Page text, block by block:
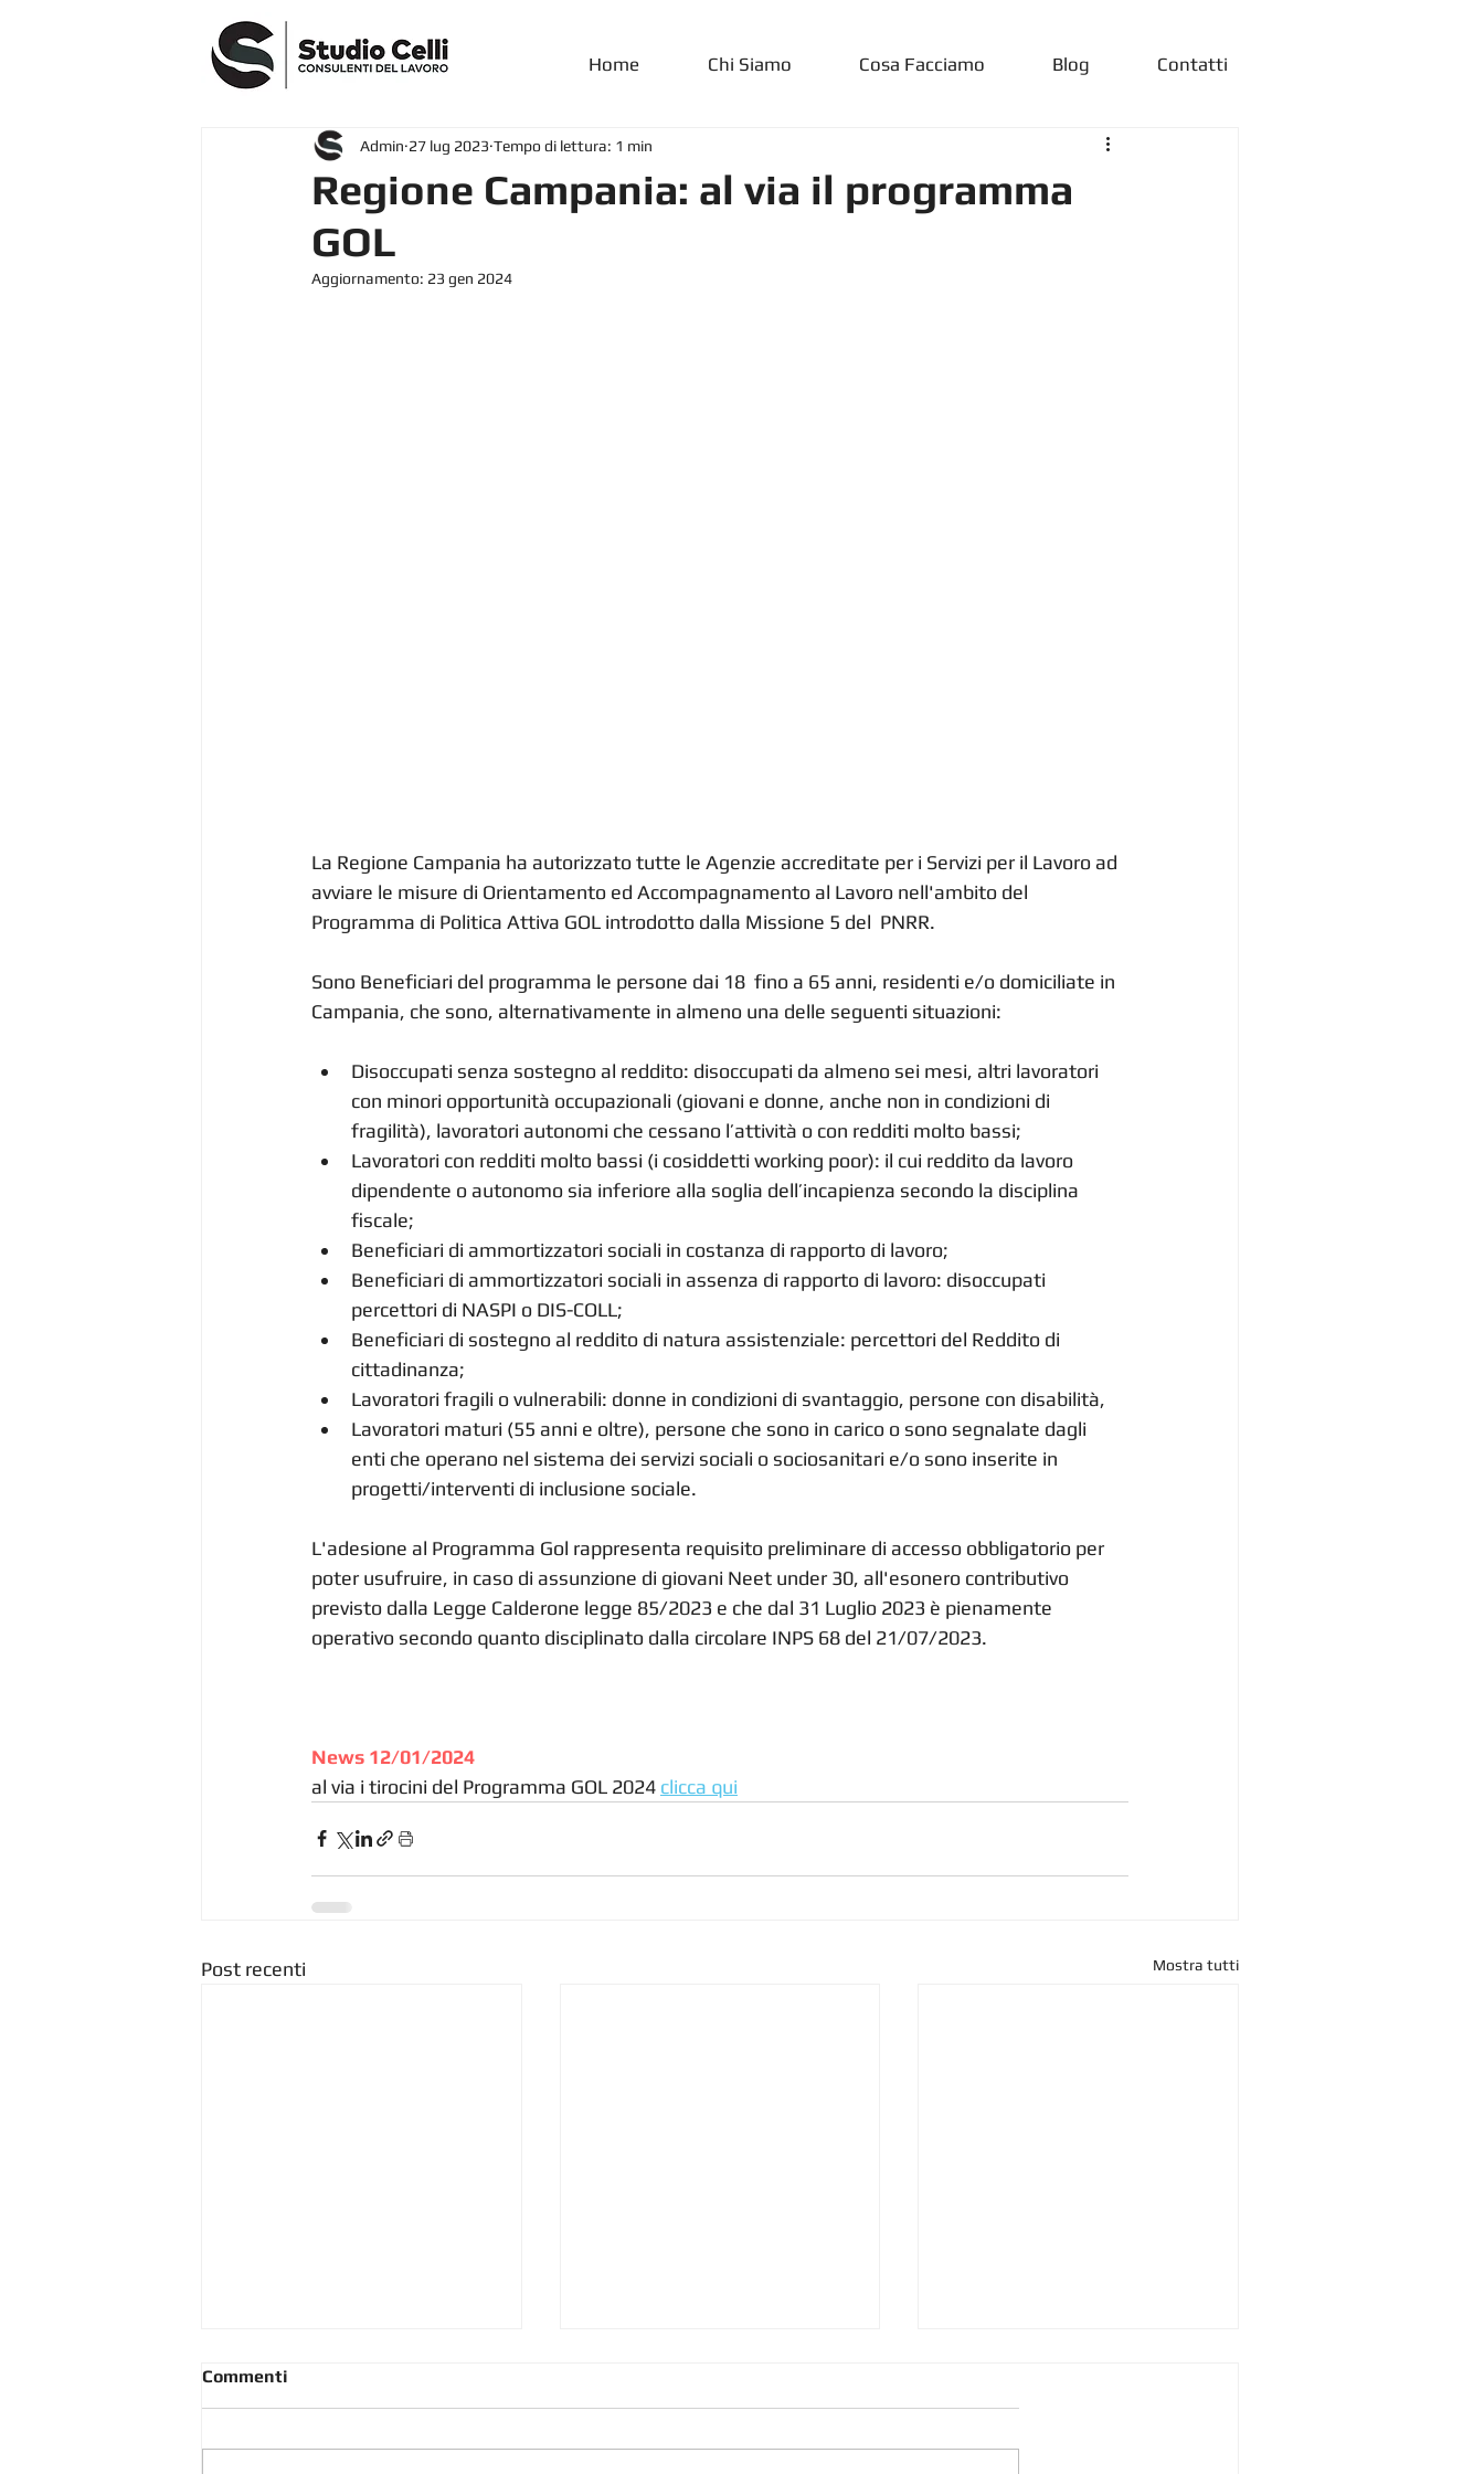
Home Chi Siamo Cosa Facciamo Blog Contatti
Regione Campania: al via il programma
GOL
Admin 27 lug 2023 Tempo di lettura: 1 min
Aggiornamento: 23 gen 2024
La Regione Campania ha autorizzato tutte le Agenzie accreditate per i Servizi per il Lavoro ad
avviare le misure di Orientamento ed Accompagnamento al Lavoro nell'ambito del
Programma di Politica Attiva GOL introdotto dalla Missione 5 del  PNRR.
Sono Beneficiari del programma le persone dai 18  fino a 65 anni, residenti e/o domiciliate in
Campania, che sono, alternativamente in almeno una delle seguenti situazioni:
Disoccupati senza sostegno al reddito: disoccupati da almeno sei mesi, altri lavoratori
con minori opportunità occupazionali (giovani e donne, anche non in condizioni di
fragilità), lavoratori autonomi che cessano l’attività o con redditi molto bassi;
Lavoratori con redditi molto bassi (i cosiddetti working poor): il cui reddito da lavoro
dipendente o autonomo sia inferiore alla soglia dell’incapienza secondo la disciplina
fiscale;
Beneficiari di ammortizzatori sociali in costanza di rapporto di lavoro;
Beneficiari di ammortizzatori sociali in assenza di rapporto di lavoro: disoccupati
percettori di NASPI o DIS-COLL;
Beneficiari di sostegno al reddito di natura assistenziale: percettori del Reddito di
cittadinanza;
Lavoratori fragili o vulnerabili: donne in condizioni di svantaggio, persone con disabilità,
Lavoratori maturi (55 anni e oltre), persone che sono in carico o sono segnalate dagli
enti che operano nel sistema dei servizi sociali o sociosanitari e/o sono inserite in
progetti/interventi di inclusione sociale.
L'adesione al Programma Gol rappresenta requisito preliminare di accesso obbligatorio per
poter usufruire, in caso di assunzione di giovani Neet under 30, all'esonero contributivo
previsto dalla Legge Calderone legge 85/2023 e che dal 31 Luglio 2023 è pienamente
operativo secondo quanto disciplinato dalla circolare INPS 68 del 21/07/2023.
News 12/01/2024
al via i tirocini del Programma GOL 2024 clicca qui
Post recenti Mostra tutti
Commenti